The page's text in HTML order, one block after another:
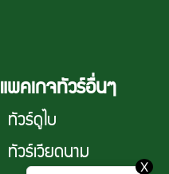
แพคเกจทัวร์อื่นๆ
ทัวร์ดูไบ
ทัวร์เวียดนาม
X